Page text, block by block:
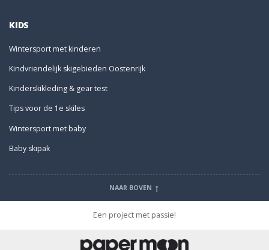
KIDS
Wintersport met kinderen
Kindvriendelijk skigebieden Oostenrijk
Kinderskikleding & gear test
Tips voor de 1e skiles
Wintersport met baby
Baby skipak
NAAR BOVEN
Een project met passie!